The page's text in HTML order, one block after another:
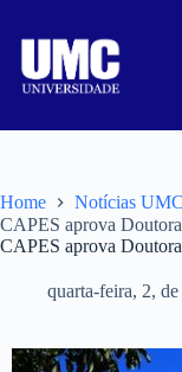
Home
Notícias UMC
CAPES aprova
CAPES aprova
quarta-feira, 2,